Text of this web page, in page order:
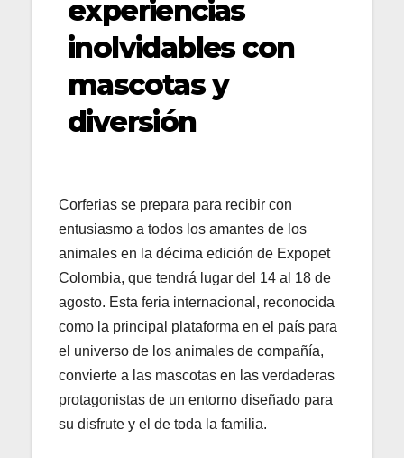
experiencias
inolvidables con
mascotas y
diversión
Corferias se prepara para recibir con
entusiasmo a todos los amantes de los
animales en la décima edición de Expopet
Colombia, que tendrá lugar del 14 al 18 de
agosto. Esta feria internacional, reconocida
como la principal plataforma en el país para
el universo de los animales de compañía,
convierte a las mascotas en las verdaderas
protagonistas de un entorno diseñado para
su disfrute y el de toda la familia.